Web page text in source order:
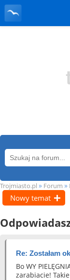
Trojmiasto.pl » Forum »
Nowy temat
Re: Zostałam
Bo WY
zarabiacie!